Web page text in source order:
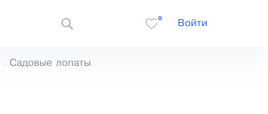
0
Войти
Садовые лопаты